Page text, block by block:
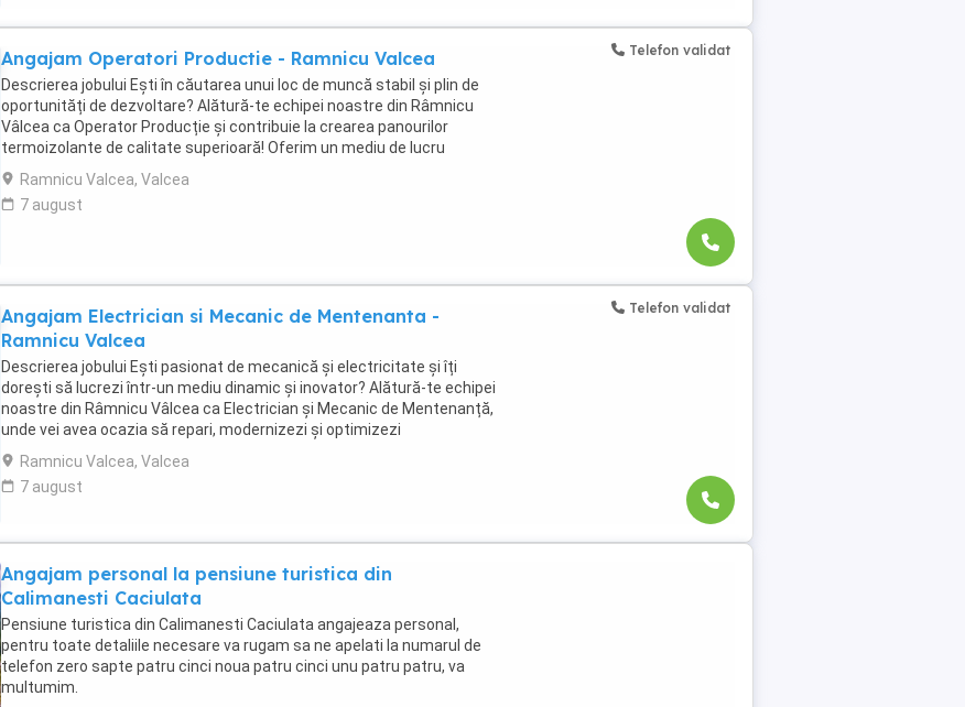
Angajam Operatori Productie - Ramnicu Valcea
Descrierea jobului Ești în căutarea unui loc de muncă stabil și plin de
oportunități de dezvoltare? Alătură-te echipei noastre din Râmnicu
Vâlcea ca Operator Producție și contribuie la crearea panourilor
termoizolante de calitate superioară! Oferim un mediu de lucru
dinamic, bonusuri atractive și șansa ...
Ramnicu Valcea, Valcea
7 august
Telefon validat
Angajam Electrician si Mecanic de Mentenanta -
Ramnicu Valcea
Descrierea jobului Ești pasionat de mecanică și electricitate și îți
dorești să lucrezi într-un mediu dinamic și inovator? Alătură-te echipei
noastre din Râmnicu Vâlcea ca Electrician și Mecanic de Mentenanță,
unde vei avea ocazia să repari, modernizezi și optimizezi
echipamentele de producție, contribuind ...
Ramnicu Valcea, Valcea
7 august
Telefon validat
Angajam personal la pensiune turistica din
Calimanesti Caciulata
Pensiune turistica din Calimanesti Caciulata angajeaza personal,
pentru toate detaliile necesare va rugam sa ne apelati la numarul de
telefon zero sapte patru cinci noua patru cinci unu patru patru, va
multumim.